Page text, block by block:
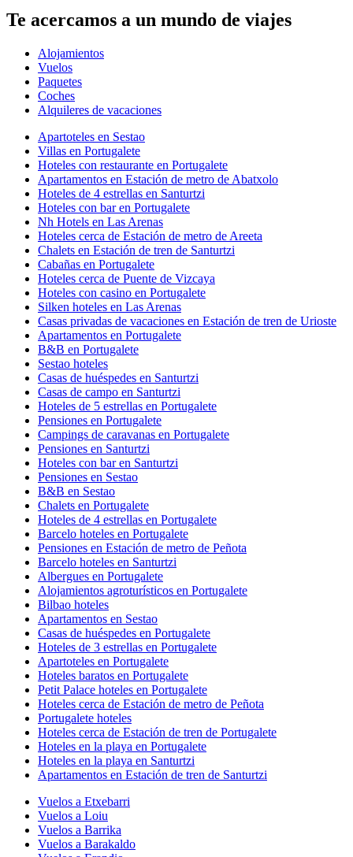
Te acercamos a un mundo de viajes
Alojamientos
Vuelos
Paquetes
Coches
Alquileres de vacaciones
Apartoteles en Sestao
Villas en Portugalete
Hoteles con restaurante en Portugalete
Apartamentos en Estación de metro de Abatxolo
Hoteles de 4 estrellas en Santurtzi
Hoteles con bar en Portugalete
Nh Hotels en Las Arenas
Hoteles cerca de Estación de metro de Areeta
Chalets en Estación de tren de Santurtzi
Cabañas en Portugalete
Hoteles cerca de Puente de Vizcaya
Hoteles con casino en Portugalete
Silken hoteles en Las Arenas
Casas privadas de vacaciones en Estación de tren de Urioste
Apartamentos en Portugalete
B&B en Portugalete
Sestao hoteles
Casas de huéspedes en Santurtzi
Casas de campo en Santurtzi
Hoteles de 5 estrellas en Portugalete
Pensiones en Portugalete
Campings de caravanas en Portugalete
Pensiones en Santurtzi
Hoteles con bar en Santurtzi
Pensiones en Sestao
B&B en Sestao
Chalets en Portugalete
Hoteles de 4 estrellas en Portugalete
Barcelo hoteles en Portugalete
Pensiones en Estación de metro de Peñota
Barcelo hoteles en Santurtzi
Albergues en Portugalete
Alojamientos agroturísticos en Portugalete
Bilbao hoteles
Apartamentos en Sestao
Casas de huéspedes en Portugalete
Hoteles de 3 estrellas en Portugalete
Apartoteles en Portugalete
Hoteles baratos en Portugalete
Petit Palace hoteles en Portugalete
Hoteles cerca de Estación de metro de Peñota
Portugalete hoteles
Hoteles cerca de Estación de tren de Portugalete
Hoteles en la playa en Portugalete
Hoteles en la playa en Santurtzi
Apartamentos en Estación de tren de Santurtzi
Vuelos a Etxebarri
Vuelos a Loiu
Vuelos a Barrika
Vuelos a Barakaldo